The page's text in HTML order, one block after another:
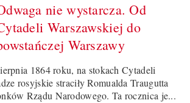
nie wystarcza. Od
Warszawskiej do
Warszawy
1864 roku, na stokach Cytadeli
rosyjskie straciły Romualda Traugutta
Rządu Narodowego. Ta rocznica je...